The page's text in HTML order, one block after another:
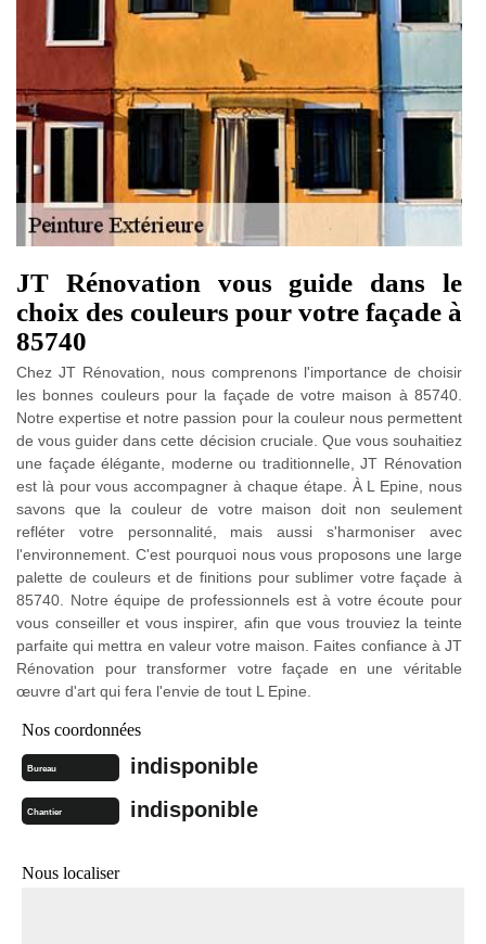
JT Rénovation vous guide dans le
choix des couleurs pour votre façade à
85740
Chez JT Rénovation, nous comprenons l'importance de choisir
les bonnes couleurs pour la façade de votre maison à 85740.
Notre expertise et notre passion pour la couleur nous permettent
de vous guider dans cette décision cruciale. Que vous souhaitiez
une façade élégante, moderne ou traditionnelle, JT Rénovation
est là pour vous accompagner à chaque étape. À L Epine, nous
savons que la couleur de votre maison doit non seulement
refléter votre personnalité, mais aussi s'harmoniser avec
l'environnement. C'est pourquoi nous vous proposons une large
palette de couleurs et de finitions pour sublimer votre façade à
85740. Notre équipe de professionnels est à votre écoute pour
vous conseiller et vous inspirer, afin que vous trouviez la teinte
parfaite qui mettra en valeur votre maison. Faites confiance à JT
Rénovation pour transformer votre façade en une véritable
œuvre d'art qui fera l'envie de tout L Epine.
Nos coordonnées
Bureau indisponible
Chantier indisponible
Nous localiser